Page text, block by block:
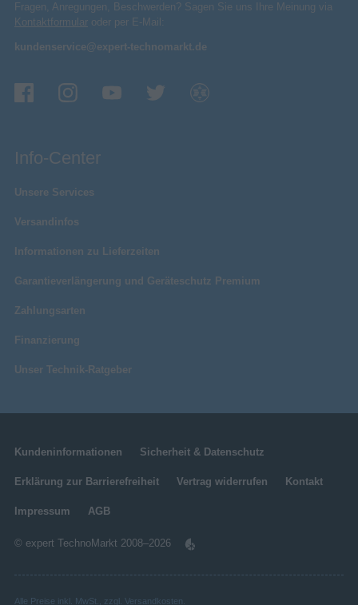
Fragen, Anregungen, Beschwerden? Sagen Sie uns Ihre Meinung via
Kontaktformular oder per E-Mail:
kundenservice@expert-technomarkt.de
Info-Center
Unsere Services
Versandinfos
Informationen zu Lieferzeiten
Garantieverlängerung und Geräteschutz Premium
Zahlungsarten
Finanzierung
Unser Technik-Ratgeber
Kundeninformationen Sicherheit & Datenschutz
Erklärung zur Barrierefreiheit Vertrag widerrufen Kontakt
Impressum AGB
© expert TechnoMarkt 2008–2026
Alle Preise inkl. MwSt., zzgl. Versandkosten